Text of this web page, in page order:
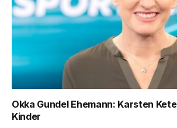
Okka Gundel Ehemann: Karsten
Kinder